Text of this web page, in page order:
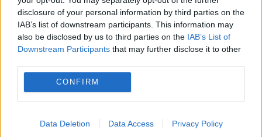
disclosure of your personal information by third parties on the
IAB’s list of downstream participants. This information may
also be disclosed by us to third parties on the IAB’s List of
Downstream Participants that may further disclose it to other
CONFIRM
Data Deletion Data Access Privacy Policy
10 SEPTEMBRIE 2024
Anamaria Prodan formează un cuplu cu
Ronald Gravil de mai bine de câteva luni și a
spus că are planuri de căsătorie. După ce s-
a zvonit că Vica Blochina a...